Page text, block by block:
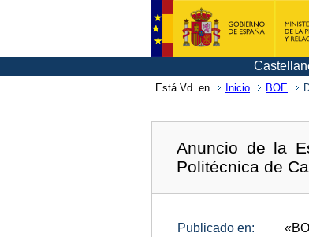
Está Vd. en Inicio BOE
Anuncio de la
Politécnica de
Publicado en: «